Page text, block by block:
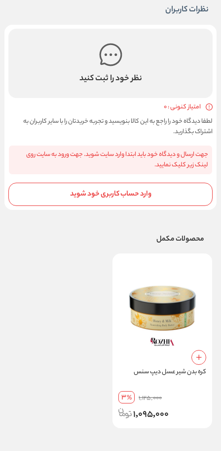
نظرات کاربران
نظر خود را ثبت کنید
امتیاز کنونی : 0
لطفا دیدگاه خود را راجع به این کالا بنویسید و تجربه خریدتان را با سایر کاربران به
اشتراک بگذارید.
جهت ارسال و دیدگاه خود باید ابتدا وارد سایت شوید. جهت ورود به سایت روی
لینک زیر کلیک نمایید.
وارد حساب کاربری خود شوید
محصولات مکمل
کره بدن شیر عسل دیپ سنس
1,125,000
3%
1,095,000